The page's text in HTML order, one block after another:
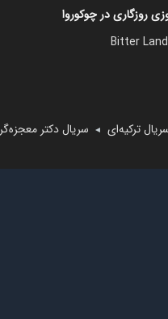
روزگاری در چوکوروا
Bitter
ترکیه‌ای ◄ سریال دکتر معجزه‌گر